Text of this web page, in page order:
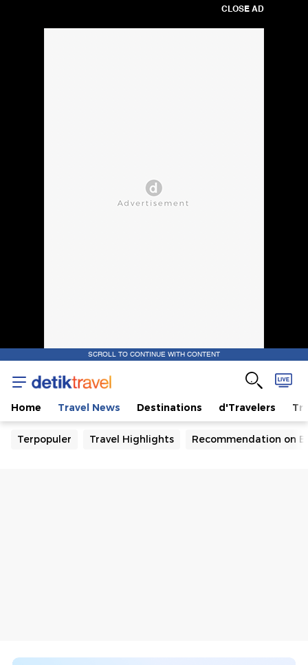
CLOSE AD
SCROLL TO CONTINUE WITH CONTENT
Home Travel News Destinations d'Travelers
Terpopuler Travel Highlights Recommendation on